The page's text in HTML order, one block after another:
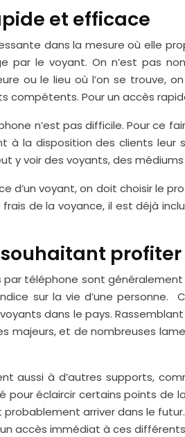
et efficace
dans la mesure où elle
par le voyant. On n’est pas
ou le lieu où l’on se trouve,
compétents. Pour un accès
n’est pas difficile. Pour ce
à la disposition des clients
y voir des voyants, des
d’un voyant, on doit choisir le
de la voyance, il est déjà
téléphone sont
sur la vie d’une
dans le pays.
majeurs, et de nombreuses
aussi à d’autres supports,
pour éclaircir certains points de
arriver dans le
accès immédiat à ces